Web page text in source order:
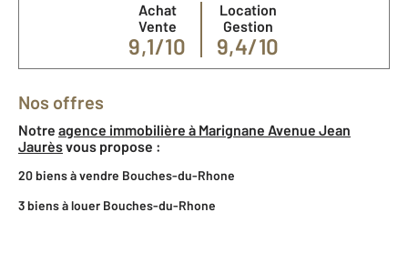
Achat
Vente
9,1/10
Location
Gestion
9,4/10
Nos offres
Notre agence immobilière à Marignane Avenue Jean
Jaurèsvous propose :
20 biens à vendre Bouches-du-Rhone
3 biens à louer Bouches-du-Rhone